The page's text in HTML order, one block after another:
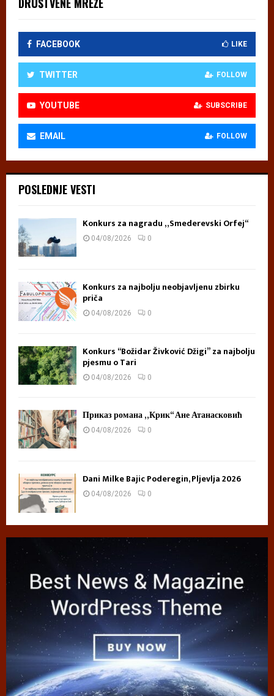
FACEBOOK LIKE
TWITTER FOLLOW
YOUTUBE SUBSCRIBE
EMAIL FOLLOW
POSLEDNJE VESTI
Konkurs za nagradu „Smederevski Orfej“
04/08/2026 0
Konkurs za najbolju neobjavljenu zbirku
priča
04/08/2026 0
Konkurs “Božidar Živković Džigi” za najbolju
pjesmu o Tari
04/08/2026 0
Приказ романа „Крик“ Ане Атанасковић
04/08/2026 0
Dani Milke Bajic Poderegin, Pljevlja 2026
04/08/2026 0